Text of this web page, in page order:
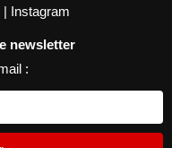
| Instagram
newsletter
: